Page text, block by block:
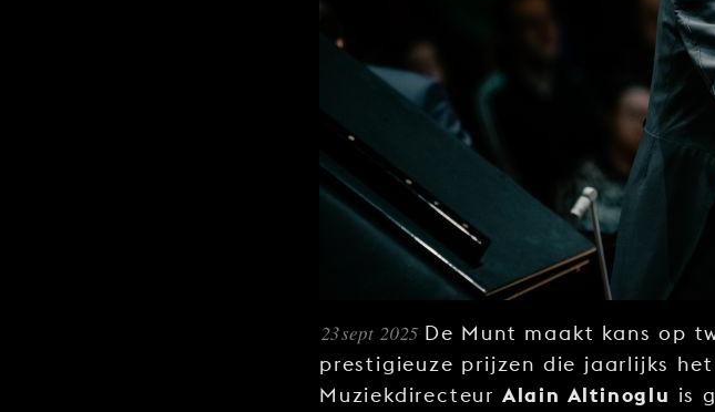
23 sept 2025 De Munt maakt kans op
prestigieuze prijzen die jaarlijks
Muziekdirecteur Alain Altinoglu is